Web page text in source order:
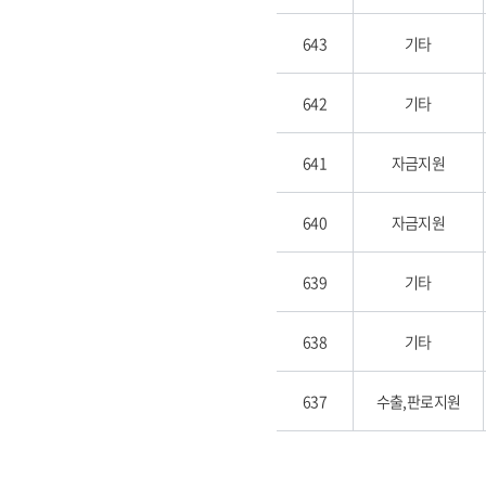
643 기타
642 기타
641 자금지원
640 자금지원
639 기타
638 기타
637 수출,판로지원